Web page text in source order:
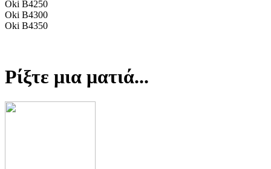
Oki B4250
Oki B4300
Oki B4350
Ρίξτε μια ματιά...